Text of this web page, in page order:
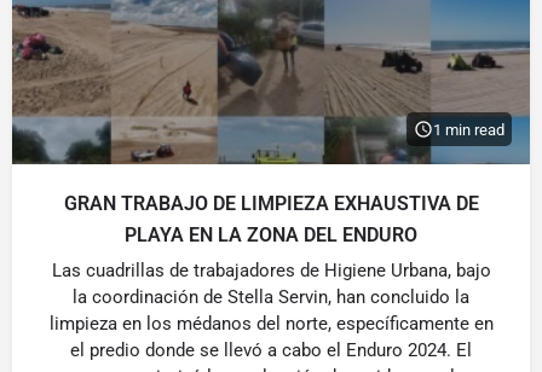
1 min read
GRAN TRABAJO DE LIMPIEZA EXHAUSTIVA DE
PLAYA EN LA ZONA DEL ENDURO
Las cuadrillas de trabajadores de Higiene Urbana, bajo
la coordinación de Stella Servin, han concluido la
limpieza en los médanos del norte, específicamente en
el predio donde se llevó a cabo el Enduro 2024. El